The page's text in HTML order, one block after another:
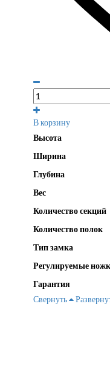
В корзину
Высота
Ширина
Глубина
Вес
Количество секций
Количество полок
Тип замка
Регулируемые
Гарантия
Свернуть